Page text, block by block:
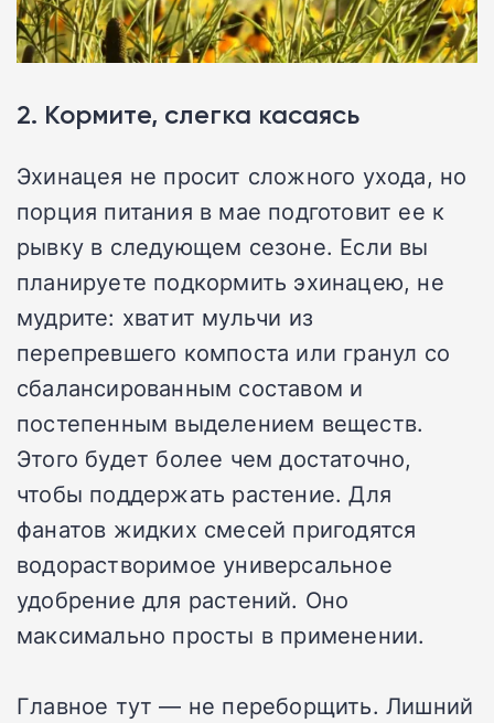
2. Кормите, слегка касаясь
Эхинацея не просит сложного ухода, но
порция питания в мае подготовит ее к
рывку в следующем сезоне. Если вы
планируете подкормить эхинацею, не
мудрите: хватит мульчи из
перепревшего компоста или гранул со
сбалансированным составом и
постепенным выделением веществ.
Этого будет более чем достаточно,
чтобы поддержать растение. Для
фанатов жидких смесей пригодятся
водорастворимое универсальное
удобрение для растений. Оно
максимально просты в применении.
Главное тут — не переборщить. Лишний